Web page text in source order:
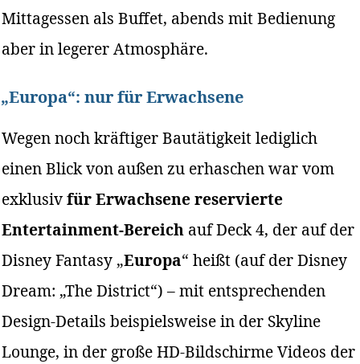
Mittagessen als Buffet, abends mit Bedienung
aber in legerer Atmosphäre.
„Europa“: nur für Erwachsene
Wegen noch kräftiger Bautätigkeit lediglich
einen Blick von außen zu erhaschen war vom
exklusivfür Erwachsene reservierte
Entertainment-Bereich auf Deck 4, der auf der
Disney Fantasy „Europa“ heißt (auf der Disney
Dream: „The District“) – mit entsprechenden
Design-Details beispielsweise in der Skyline
Lounge, in der große HD-Bildschirme Videos der